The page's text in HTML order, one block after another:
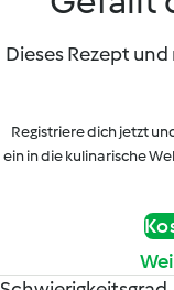
Dieses Rezept
Registriere dich jetzt
ein in die kulinarische